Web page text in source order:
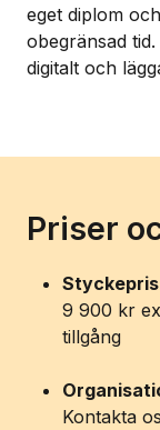
eget diplom
obegränsad
digitalt och
Priser
Styckepris
9 900 kr
tillgång
Kontakta